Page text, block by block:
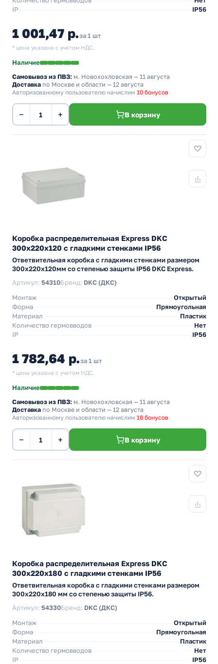
IP
IP56
1 001,47 р.за 1 шт
* цена указана с учетом НДС.
Наличие
Самовывоз из ПВЗ: м. Новохохловская — 11 августа
Доставка по Москве и области — 12 августа
Авторизованному пользователю начислим 10 бонусов
− + В корзину
Коробка распределительная Express DKC
300х220х120 с гладкими стенками IP56
Ответвительная коробка с гладкими стенками размером
300х220х120мм со степенью защиты IP56 DKC Express.
Артикул: 54310Бренд: DKC (ДКС)
Монтаж
Открытый
Форма
Прямоугольная
Материал
Пластик
Количество гермовводов
Нет
IP
IP56
1 782,64 р.за 1 шт
* цена указана с учетом НДС.
Наличие
Самовывоз из ПВЗ: м. Новохохловская — 11 августа
Доставка по Москве и области — 12 августа
Авторизованному пользователю начислим 18 бонусов
− + В корзину
Коробка распределительная Express DKC
300х220х180 с гладкими стенками IP56
Ответвительная коробка с гладкими стенками размером
300х220х180 мм со степенью защиты IP56.
Артикул: 54330Бренд: DKC (ДКС)
Монтаж
Открытый
Форма
Прямоугольная
Материал
Пластик
Количество гермовводов
Нет
IP
IP56